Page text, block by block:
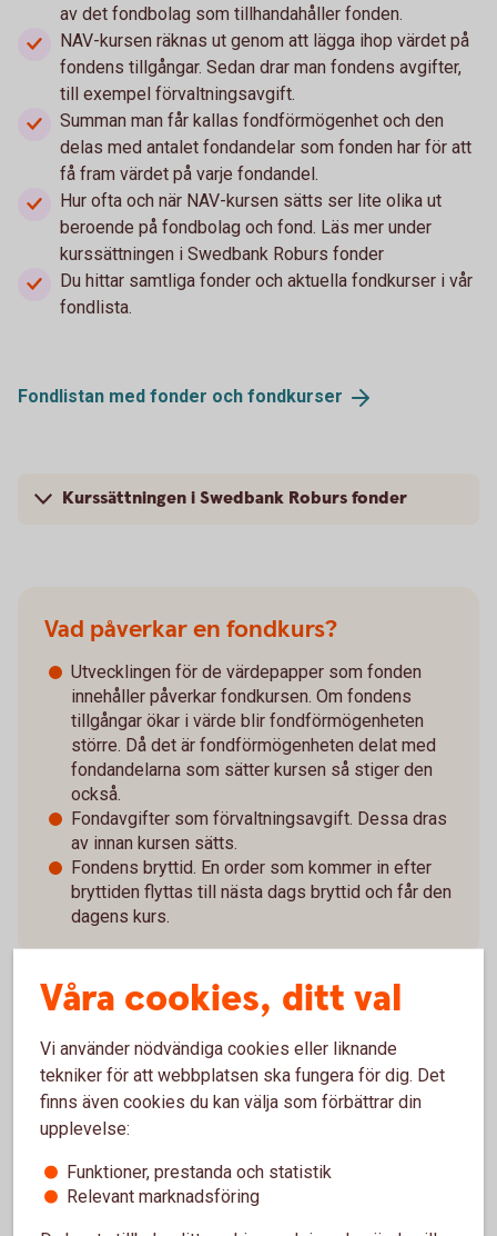
av det fondbolag som tillhandahåller fonden.
NAV-kursen räknas ut genom att lägga ihop värdet på
fondens tillgångar. Sedan drar man fondens avgifter,
till exempel förvaltningsavgift.
Summan man får kallas fondförmögenhet och den
delas med antalet fondandelar som fonden har för att
få fram värdet på varje fondandel.
Hur ofta och när NAV-kursen sätts ser lite olika ut
beroende på fondbolag och fond. Läs mer under
kurssättningen i Swedbank Roburs fonder
Du hittar samtliga fonder och aktuella fondkurser i vår
fondlista.
Fondlistan med fonder och fondkurser
Kurssättningen i Swedbank Roburs fonder
Vad påverkar en fondkurs?
Utvecklingen för de värdepapper som fonden
innehåller påverkar fondkursen. Om fondens
tillgångar ökar i värde blir fondförmögenheten
större. Då det är fondförmögenheten delat med
fondandelarna som sätter kursen så stiger den
också.
Fondavgifter som förvaltningsavgift. Dessa dras
av innan kursen sätts.
Fondens bryttid. En order som kommer in efter
bryttiden flyttas till nästa dags bryttid och får den
dagens kurs.
När uppdateras fonder och NAV-
kurs?
Bryttiden kan variera
Kursen sätts, som vi tidigare beskrivet, en gång per dag.
Våra cookies, ditt val
Vi använder nödvändiga cookies eller liknande
tekniker för att webbplatsen ska fungera för dig. Det
finns även cookies du kan välja som förbättrar din
upplevelse:
Funktioner, prestanda och statistik
Relevant marknadsföring